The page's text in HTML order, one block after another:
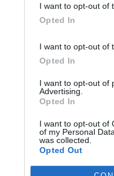
I want to opt-out of
Opted In
I want to opt-out of
Opted In
I want to opt-out of
Advertising.
Opted In
I want to opt-out of
of my Personal
was collected.
Opted Out